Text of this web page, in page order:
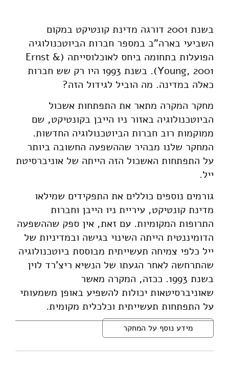
cluster-new-haven-connecticut-ste-wp-28
בשנת 2001 דורגה מדינת קונטיקט במקום
השביעי בארה"ב במספר חברות הביוטכנולוגיה
הפועלות בתחומה ביחס לאוכלוסייתה (Ernst &
Young, 2001). בשנת 1993 היו רק שש חברות
כאלה במדינה. מה הוביל לגידול הזה?
מחקר המקרה מתאר את התפתחות אשכול
הביוטכנולוגיה באזור ניו הייבן בקונטיקט, שם
ממוקמות רוב חברות הביוטכנולוגיה החדשות.
המחקר שלנו מבהיר שההשפעה החשובה ביותר
על התפתחות האשכול הזה הייתה של אוניברסיטת
ייל.
גורמים נוספים כוללים את התפקידים שמילאו
מדינת קונטיקט, עיריית ניו הייבן וחברות
התרופות המקומיות. עם זאת, אין ספק שההשפעה
הדומיננטית הייתה השינוי בגישה ובמדיניות של
ייל כלפי צמיחה תעשייתית מבוססת ביוטכנולוגיה
שהתרחשה לאחר הגעתו של הנשיא ריצ'רד לוין
בשנת 1993. ככזה, המקרה מאשר
שאוניברסיטאות יכולות להשפיע באופן משמעותי
על התפתחות תעשייתית וכלכלית מקומית.
מידע נוסף על המחקר